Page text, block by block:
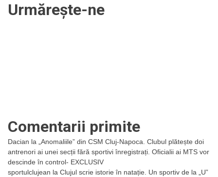
Urmărește-ne
Comentarii primite
Dacian la „Anomaliile” din CSM Cluj-Napoca. Clubul plătește doi
antrenori ai unei secții fără sportivi înregistrați. Oficialii ai MTS vor
descinde în control- EXCLUSIV
sportulclujean la Clujul scrie istorie în natație. Un sportiv de la „U”